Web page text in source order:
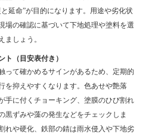
延命”が目的になります。用途や劣化状
場の確認に基づいて下地処理や塗料を選
ましょう。
ト（目安表付き）
って確かめるサインがあるため、定期的
を抑えやすくなります。色あせや艶落
手に付くチョーキング、塗膜のひび割れ
黒ずみや藻の発生などをチェックしま
れや硬化、鉄部の錆は雨水侵入や下地劣